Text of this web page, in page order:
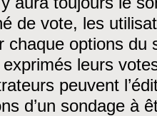
de vote, les
chaque options du
leurs
peuvent
d’un sondage à